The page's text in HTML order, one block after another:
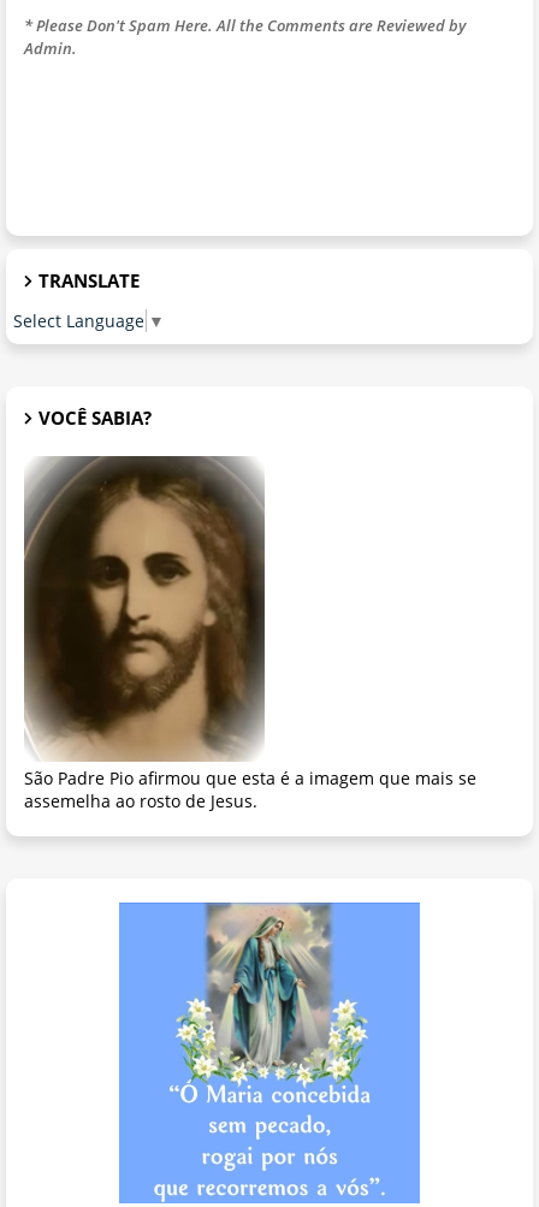
* Please Don't Spam Here. All the Comments are Reviewed by
Admin.
TRANSLATE
Select Language ▼
VOCÊ SABIA?
São Padre Pio afirmou que esta é a imagem que mais se
assemelha ao rosto de Jesus.